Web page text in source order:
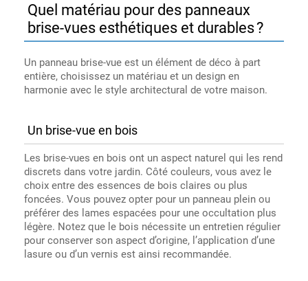
Quel matériau pour des panneaux
brise-vues esthétiques et durables ?
Un panneau brise-vue est un élément de déco à part
entière, choisissez un matériau et un design en
harmonie avec le style architectural de votre maison.
Un brise-vue en bois
Les brise-vues en bois ont un aspect naturel qui les rend
discrets dans votre jardin. Côté couleurs, vous avez le
choix entre des essences de bois claires ou plus
foncées. Vous pouvez opter pour un panneau plein ou
préférer des lames espacées pour une occultation plus
légère. Notez que le bois nécessite un entretien régulier
pour conserver son aspect d’origine, l’application d’une
lasure ou d’un vernis est ainsi recommandée.